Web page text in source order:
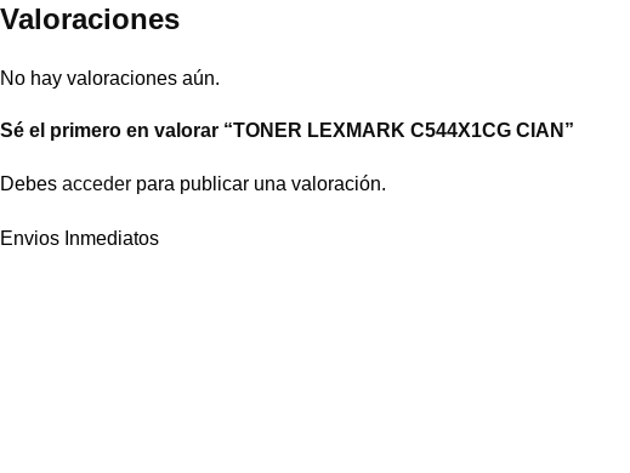
Valoraciones
No hay valoraciones aún.
Sé el primero en valorar “TONER LEXMARK C544X1CG CIAN”
Debes acceder para publicar una valoración.
Envios Inmediatos